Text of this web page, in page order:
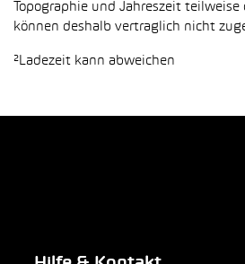
Topographie und Jahreszeit
können deshalb vertraglich nicht
²Ladezeit kann abweichen